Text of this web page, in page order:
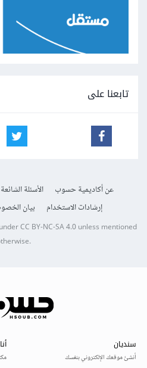
تابعنا على
عن أكاديمية حسوب الأسئلة الشائعة
إرشادات الاستخدام
بيان
underCC BY-NC-SA 4.0unless mentioned